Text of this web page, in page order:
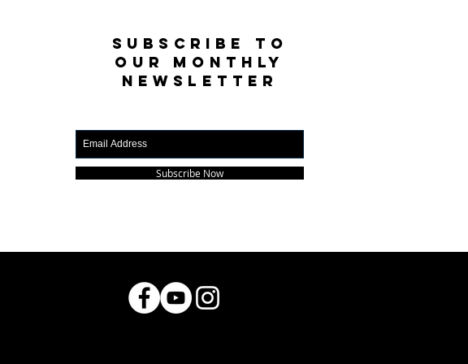
SUBSCRIBE TO
OUR MONTHLY
NEWSLETTER
Subscribe Now